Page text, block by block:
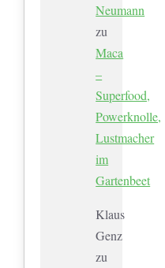
Neumann
zu
Maca
–
Superfood,
Powerknolle,
Lustmacher
im
Gartenbeet
Klaus
Genz
zu